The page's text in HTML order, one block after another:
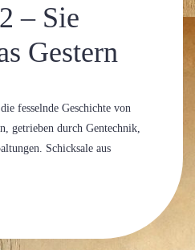
– Sie
Gestern
fesselnde Geschichte von
getrieben durch Gentechnik,
Schicksale aus